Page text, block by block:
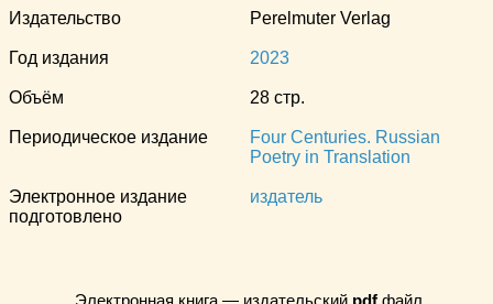
Издательство Perelmuter Verlag
Год издания 2023
Объём 28 стр.
Периодическое издание
Four Centuries. Russian
Poetry in Translation
Электронное издание
подготовлено
издатель